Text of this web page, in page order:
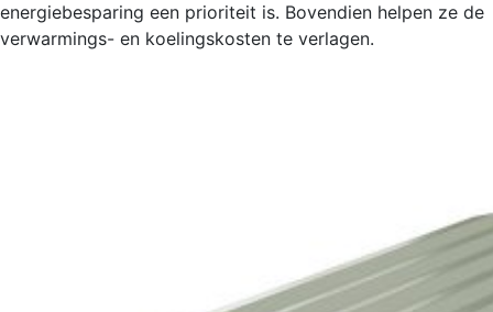
energiebesparing een prioriteit is. Bovendien helpen ze de
verwarmings- en koelingskosten te verlagen.